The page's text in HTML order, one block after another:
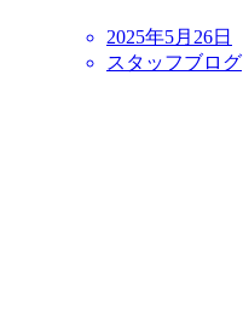
2025年5月26日
スタッフブログ